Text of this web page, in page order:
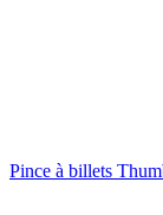
Pince à billets